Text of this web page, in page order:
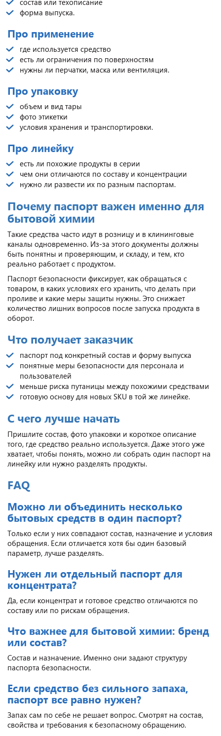
форма выпуска.
Про применение
где используется средство
есть ли ограничения по поверхностям
нужны ли перчатки, маска или вентиляция.
Про упаковку
объем и вид тары
фото этикетки
условия хранения и транспортировки.
Про линейку
есть ли похожие продукты в серии
чем они отличаются по составу и концентрации
нужно ли развести их по разным паспортам.
Почему паспорт важен именно для
бытовой химии
Такие средства часто идут в розницу и в клининговые
каналы одновременно. Из-за этого документы должны
быть понятны и проверяющим, и складу, и тем, кто
реально работает с продуктом.
Паспорт безопасности фиксирует, как обращаться с
товаром, в каких условиях его хранить, что делать при
проливе и какие меры защиты нужны. Это снижает
количество лишних вопросов после запуска продукта в
оборот.
Что получает заказчик
паспорт под конкретный состав и форму выпуска
понятные меры безопасности для персонала и
пользователей
меньше риска путаницы между похожими средствами
готовую основу для новых SKU в той же линейке.
С чего лучше начать
Пришлите состав, фото упаковки и короткое описание
того, где средство реально используется. Даже этого уже
хватает, чтобы понять, можно ли собрать один паспорт на
линейку или нужно разделять продукты.
FAQ
Можно ли объединить несколько
бытовых средств в один паспорт?
Только если у них совпадают состав, назначение и условия
обращения. Если отличается хотя бы один базовый
параметр, лучше разделять.
Нужен ли отдельный паспорт для
концентрата?
Да, если концентрат и готовое средство отличаются по
составу или по рискам обращения.
Что важнее для бытовой химии: бренд
или состав?
Состав и назначение. Именно они задают структуру
паспорта безопасности.
Если средство без сильного запаха,
паспорт все равно нужен?
Запах сам по себе не решает вопрос. Смотрят на состав,
свойства и требования к безопасному обращению.